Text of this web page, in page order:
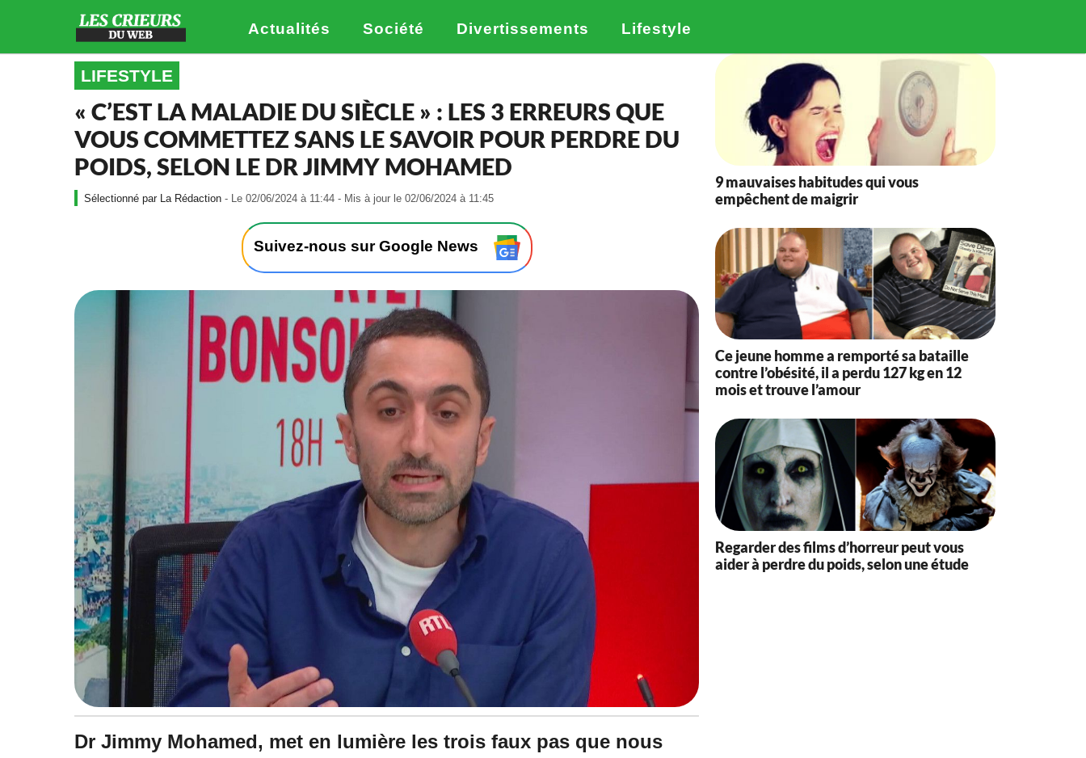
Actualités Société Divertissements Lifestyle
LIFESTYLE
« C’EST LA MALADIE DU SIÈCLE » : LES 3 ERREURS QUE
VOUS COMMETTEZ SANS LE SAVOIR POUR PERDRE DU
POIDS, SELON LE DR JIMMY MOHAMED
La Rédaction - Le 02/06/2024 à 11:44 - Mis à jour le 02/06/2024 à 11:45
0
2
/
0
1
-
M
e
0
6
/
2
Suivez-nous sur Google News
Dr Jimmy Mohamed, met en lumière les trois faux pas que nous
9 mauvaises habitudes qui vous
empêchent de maigrir
Ce jeune homme a remporté sa bataille
contre l’obésité, il a perdu 127 kg en 12
mois et trouve l’amour
Regarder des films d’horreur peut vous
aider à perdre du poids, selon une étude